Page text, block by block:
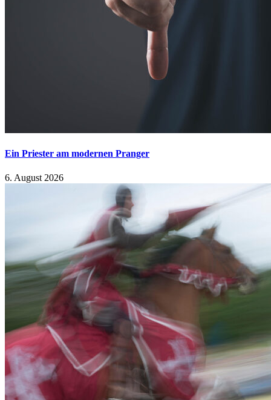
Ein Priester am modernen Pranger
6. August 2026
Suche nach:
Kürzlich
Ein Priester am modernen Pranger
6. August 2026
Eine Lanze für den Katechismus!
5. August 2026